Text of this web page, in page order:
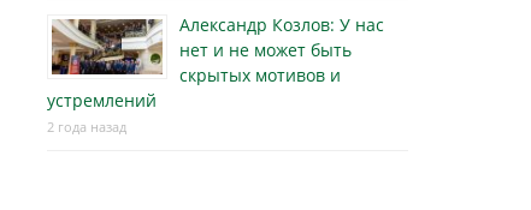
Александр Козлов: У нас
нет и не может быть
скрытых мотивов и
устремлений
2 года назад